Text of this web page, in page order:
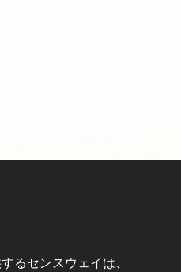
るセンスウェイは、